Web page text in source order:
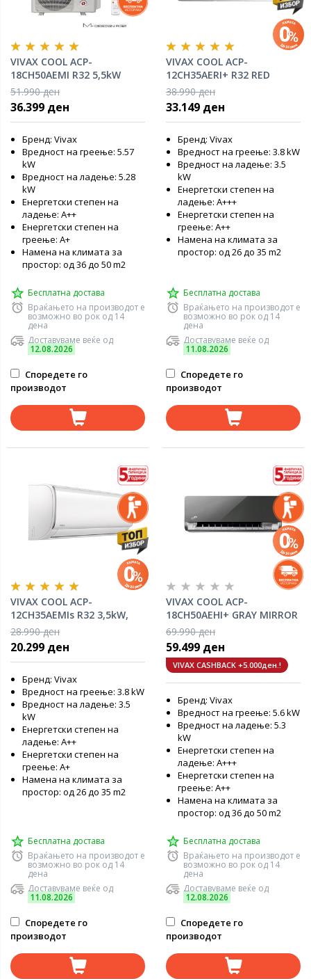
VIVAX COOL ACP-
18CH50AEMI R32 5,5kW
инвертер клима уред
51.990 ден
36.399 ден
Бренд: Vivax
Вредност на греење: 5.57
kW
Вредност на ладење: 5.28
kW
Енергетски степен на
ладење: А++
Енергетски степен на
греење: А+
Намена на климата за
простор: од 36 до 50 m2
Бесплатна достава
Враќањето на производот е
возможно во рок од 14
дена
Доставуваме веќе од
12.08.2026
Споредете го
производот
VIVAX COOL ACP-
12CH35AERI+ R32 RED
инвертер клима уред
38.990 ден
33.149 ден
Бренд: Vivax
Вредност на греење: 3.8 kW
Вредност на ладење: 3.5
kW
Енергетски степен на
ладење: A+++
Енергетски степен на
греење: А++
Намена на климата за
простор: од 26 до 35 m2
Бесплатна достава
Враќањето на производот е
возможно во рок од 14
дена
Доставуваме веќе од
11.08.2026
Споредете го
производот
VIVAX COOL ACP-
12CH35AEMIs R32 3,5kW,
инвертер клима уред
28.990 ден
20.299 ден
Бренд: Vivax
Вредност на греење: 3.8 kW
Вредност на ладење: 3.5
kW
Енергетски степен на
ладење: А++
Енергетски степен на
греење: А+
Намена на климата за
простор: од 26 до 35 m2
Бесплатна достава
Враќањето на производот е
возможно во рок од 14
дена
Доставуваме веќе од
11.08.2026
Споредете го
производот
VIVAX COOL ACP-
18CH50AEHI+ GRAY MIRROR
R32 инвертер клима уред
69.990 ден
59.499 ден
VIVAX CASHBACK +5.000ден.!
Бренд: Vivax
Вредност на греење: 5.6 kW
Вредност на ладење: 5.3
kW
Енергетски степен на
ладење: A+++
Енергетски степен на
греење: А++
Намена на климата за
простор: од 36 до 50 m2
Бесплатна достава
Враќањето на производот е
возможно во рок од 14
дена
Доставуваме веќе од
12.08.2026
Споредете го
производот